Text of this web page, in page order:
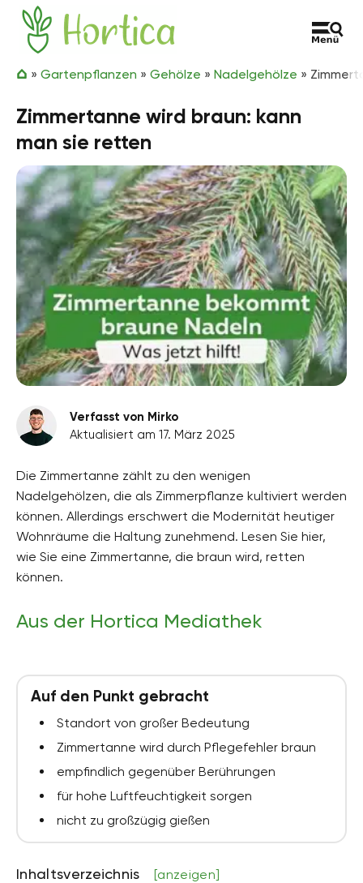
Zum Inhalt springen
Hortica
» Gartenpflanzen » Gehölze » Nadelgehölze »
Zimmertanne wird braun: kann
man sie retten
Verfasst von Mirko
Aktualisiert am 17. März 2025
Die Zimmertanne zählt zu den wenigen
Nadelgehölzen, die als Zimmerpflanze kultiviert werden
können. Allerdings erschwert die Modernität heutiger
Wohnräume die Haltung zunehmend. Lesen Sie hier,
wie Sie eine Zimmertanne, die braun wird, retten
können.
Aus der Hortica Mediathek
Auf den Punkt gebracht
Standort von großer Bedeutung
Zimmertanne wird durch Pflegefehler braun
empfindlich gegenüber Berührungen
für hohe Luftfeuchtigkeit sorgen
nicht zu großzügig gießen
Inhaltsverzeichnis [anzeigen]